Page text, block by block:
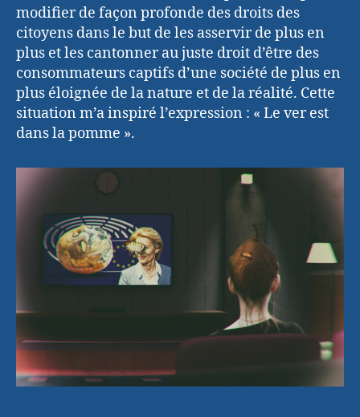
modifier de façon profonde des droits des
citoyens dans le but de les asservir de plus en
plus et les cantonner au juste droit d’être des
consommateurs captifs d’une société de plus en
plus éloignée de la nature et de la réalité. Cette
situation m’a inspiré l’expression : « Le ver est
dans la pomme ».